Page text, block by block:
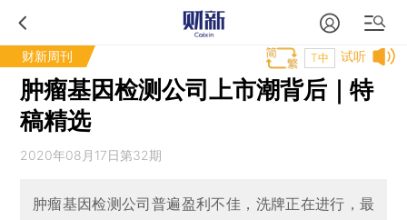
财新周刊 试听
T中
肿瘤基因检测公司上市潮背后｜特
稿精选
2020年08月17日第32期
肿瘤基因检测公司普遍盈利不佳，洗牌正在进行，最